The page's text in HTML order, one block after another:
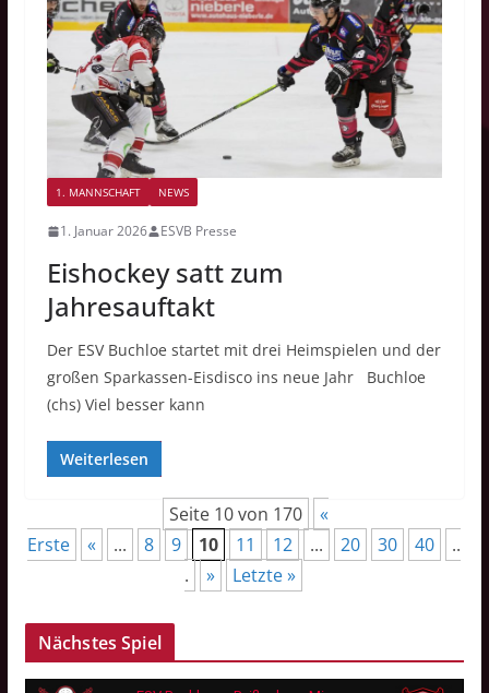
1. MANNSCHAFT NEWS
1. Januar 2026 ESVB Presse
Eishockey satt zum
Jahresauftakt
Der ESV Buchloe startet mit drei Heimspielen und der
großen Sparkassen-Eisdisco ins neue Jahr Buchloe
(chs) Viel besser kann
Weiterlesen
Seite 10 von 170
«
Erste
« ... 8 9 10 11 12 ... 20 30 40
..
.
» Letzte »
Nächstes Spiel